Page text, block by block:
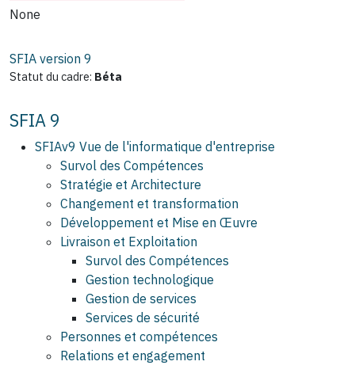
None
SFIA version 9
Statut du cadre: Béta
SFIA 9
SFIAv9 Vue de l'informatique d'entreprise
Survol des Compétences
Stratégie et Architecture
Changement et transformation
Développement et Mise en Œuvre
Livraison et Exploitation
Survol des Compétences
Gestion technologique
Gestion de services
Services de sécurité
Personnes et compétences
Relations et engagement